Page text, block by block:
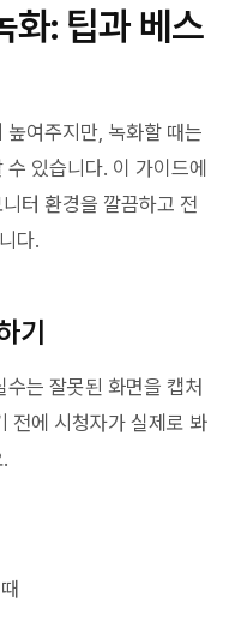
화: 팁과 베스
여주지만, 녹화할 때는
있습니다. 이 가이드에
터 환경을 깔끔하고 전
다.
기
는 잘못된 화면을 캡처
전에 시청자가 실제로 봐